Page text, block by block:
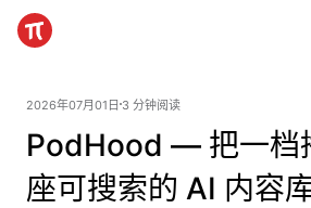
2026年07月01日 3 分钟阅读
PodHood — 把一档
座可搜索的 AI 内容